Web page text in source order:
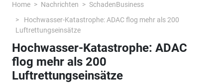
Home Nachrichten
SchadenBusiness
Hochwasser-Katastrophe: ADAC flog mehr als 200
Luftrettungseinsätze
Hochwasser-Katastrophe: ADAC
flog mehr als 200
Luftrettungseinsätze